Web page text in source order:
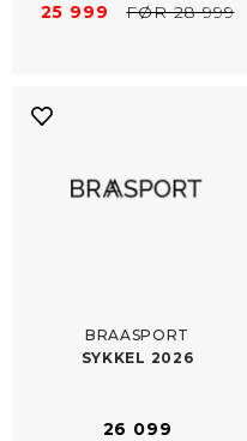
25 999 FØR 28 999
BRAASPORT
SYKKEL 2026
26 099